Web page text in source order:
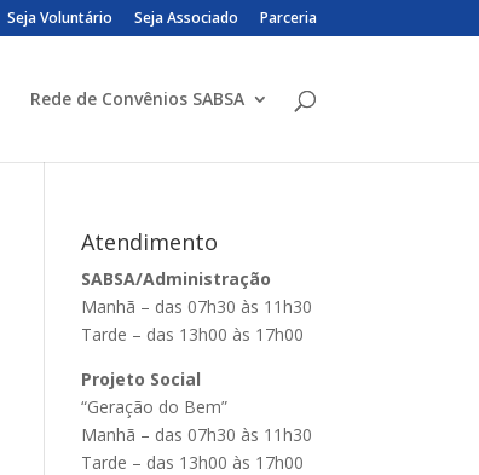
Seja Voluntário Seja Associado Parceria
Rede de Convênios SABSA
Atendimento
SABSA/Administração
Manhã – das 07h30 às 11h30
Tarde – das 13h00 às 17h00
Projeto Social
“Geração do Bem”
Manhã – das 07h30 às 11h30
Tarde – das 13h00 às 17h00